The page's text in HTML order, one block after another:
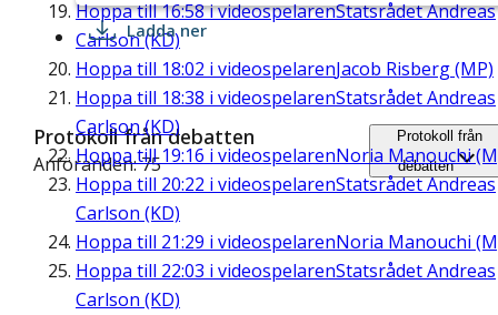
Hoppa till16:58i videospelarenStatsrådet Andreas
Carlson (KD)
Hoppa till 18:02 i videospelarenJacob Risberg (MP)
Hoppa till 18:38 i videospelarenStatsrådet Andreas
Carlson (KD)
Hoppa till19:16 i videospelarenNoria Manouchi
Hoppa till 20:22 i videospelarenStatsrådet Andreas
Carlson (KD)
Hoppa till 21:29 i videospelarenNoria Manouchi
Hoppa till 22:03 i videospelarenStatsrådet Andreas
Carlson (KD)
Ladda ner
Protokoll från debatten
Anföranden: 75
Protokoll från
debatten